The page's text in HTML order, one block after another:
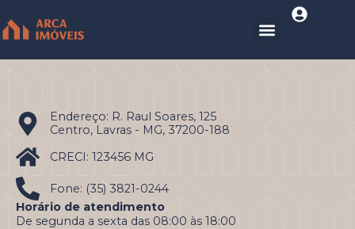
Endereço: R. Raul Soares, 125
Centro, Lavras - MG, 37200-188
CRECI: 123456 MG
Fone: (35) 3821-0244
Horário de atendimento
De segunda a sexta das 08:00 às 18:00